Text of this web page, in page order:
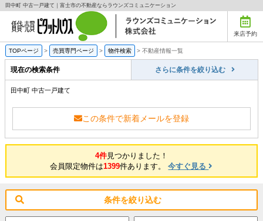
田中町 中古一戸建て｜富士市の不動産ならラウンズコミュニケーション
来店予約
TOPページ > 売買専門ページ > 物件検索 > 不動産情報一覧
現在の検索条件 さらに条件を絞り込む
田中町 中古一戸建て
この条件で新着メールを登録
4件見つかりました！
会員限定物件は1399件あります。今すぐ見る
条件を絞り込む